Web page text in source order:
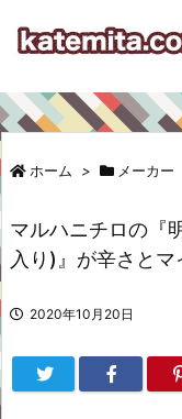
ホーム > メーカー
マルハニチロの『
入り)』が辛さとマ
2020年10月20日